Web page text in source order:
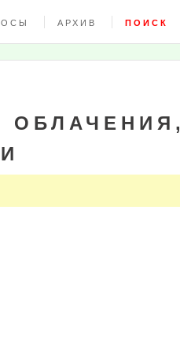
АРХИВ ПОИСК
ОБЛАЧЕНИЯ,